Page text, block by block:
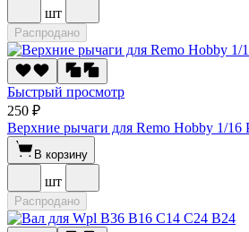
шт
Распродано
Быстрый просмотр
250 ₽
Верхние рычаги для Remo Hobby 1/16
В корзину
шт
Распродано